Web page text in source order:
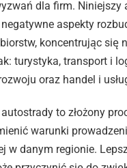
dla firm. Niniejszy
aspekty
koncentrując się
turystyka, transport i
oraz handel i
to złożony
warunki
w danym regionie.